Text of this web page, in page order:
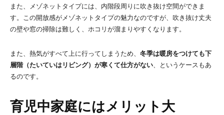
また、メゾネットタイプには、内階段周りに吹き抜け空間ができま
す。この開放感がメゾネットタイプの魅力なのですが、吹き抜け丈夫
の壁や窓の掃除は難しく、ホコリが溜まりやすくなります。
また、熱気がすべて上に行ってしまうため、 冬季は暖房をつけても下
層階（たいていはリビング）が寒くて仕方がない 、というケースもあ
るのです。
育児中家庭にはメリット大